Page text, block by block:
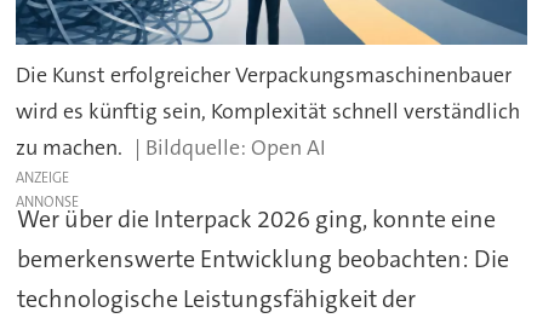
Die Kunst erfolgreicher Verpackungsmaschinenbauer
wird es künftig sein, Komplexität schnell verständlich
zu machen.
Open AI
ANZEIGE
Wer über die Interpack 2026 ging, konnte eine
bemerkenswerte Entwicklung beobachten: Die
technologische Leistungsfähigkeit der